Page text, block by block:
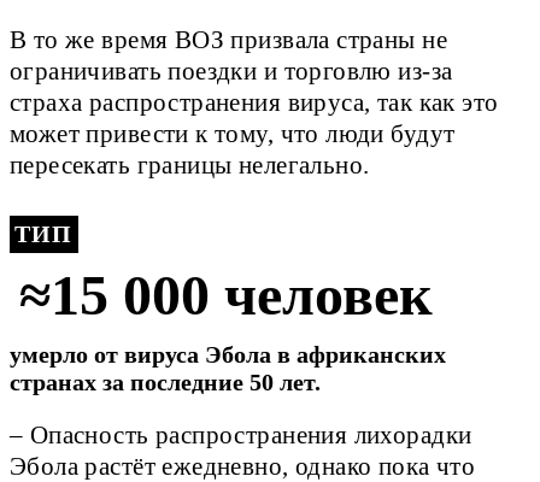
В то же время ВОЗ призвала страны не
ограничивать поездки и торговлю из-за
страха распространения вируса, так как это
может привести к тому, что люди будут
пересекать границы нелегально.
ТИП
≈15 000 человек
умерло от вируса Эбола в африканских
странах за последние 50 лет.
– Опасность распространения лихорадки
Эбола растёт ежедневно, однако пока что